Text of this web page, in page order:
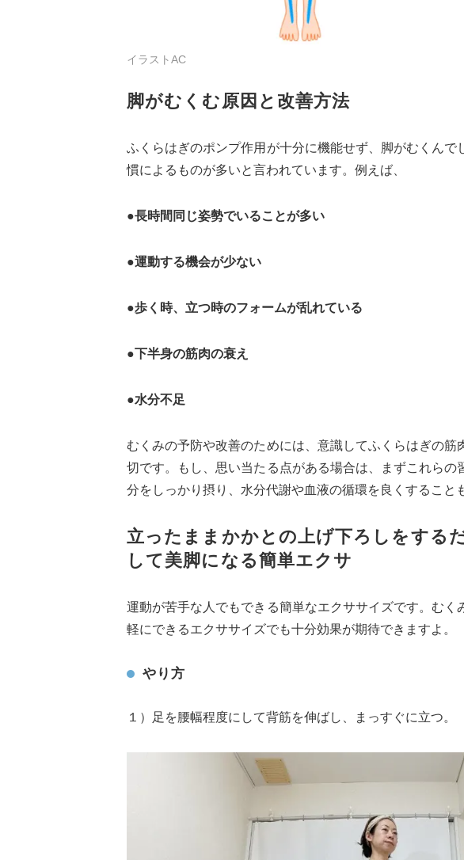
イラストAC
脚がむくむ原因と改善方法
ふくらはぎのポンプ作用が十分に機能せず、脚がむくんで
慣によるものが多いと言われています。例えば、
●長時間同じ姿勢でいることが多い
●運動する機会が少ない
●歩く時、立つ時のフォームが乱れている
●下半身の筋肉の衰え
●水分不足
むくみの予防や改善のためには、意識してふくらはぎの筋
切です。もし、思い当たる点がある場合は、まずこれらの
分をしっかり摂り、水分代謝や血液の循環を良くすること
立ったままかかとの上げ下ろしをする
して美脚になる簡単エクサ
運動が苦手な人でもできる簡単なエクササイズです。む
軽にできるエクササイズでも十分効果が期待できますよ。
やり方
１）足を腰幅程度にして背筋を伸ばし、まっすぐに立つ。